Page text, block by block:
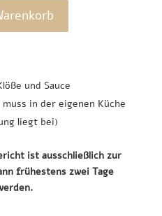
und Sauce
in der eigenen Küche
liegt bei)
ist ausschließlich zur
frühestens zwei Tage